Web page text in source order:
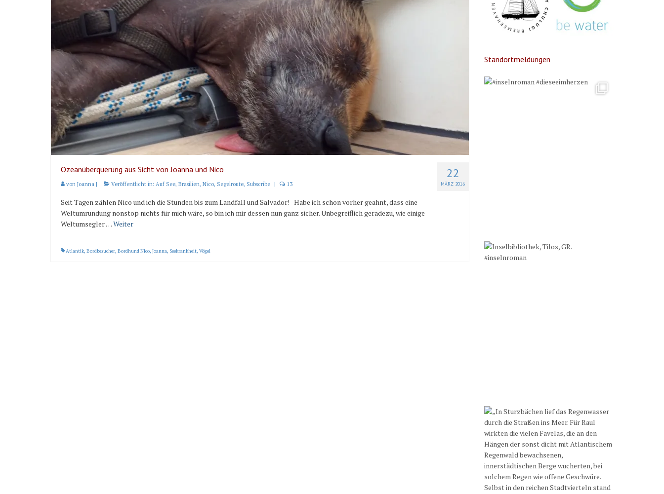
22
MÄRZ 2016
Ozeanüberquerung aus Sicht von Joanna und Nico
von Joanna | Veröffentlicht in: Auf See, Brasilien, Nico, Segelroute, Subscribe | 13
Seit Tagen zählen Nico und ich die Stunden bis zum Landfall und Salvador! Habe ich schon vorher geahnt, dass eine
Weltumrundung nonstop nichts für mich wäre, so bin ich mir dessen nun ganz sicher. Unbegreiflich geradezu, wie einige
Weltumsegler …Weiter
Atlantik, Bordbesucher, Bordhund Nico, Joanna, Seekrankheit, Vögel
Standortmeldungen